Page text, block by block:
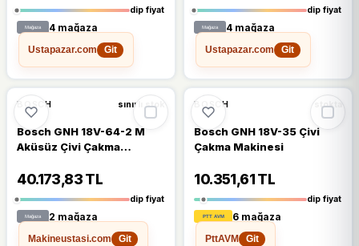
dip fiyat
4 mağaza
Ustapazar.com
Git
dip fiyat
4 mağaza
Ustapazar.com
Git
%36 %36 DÜŞTÜ
BOSCH sınırlı stok
Bosch GNH 18V-64-2 M
Aküsüz Çivi Çakma
40.173,83 TL
dip fiyat
2 mağaza
Makineustasi.com
Git
%33 %33 DÜŞTÜ
BOSCH stokta
Bosch GNH 18V-35 Çivi
Çakma Makinesi
10.351,61 TL
dip fiyat
6 mağaza
PttAVM
Git